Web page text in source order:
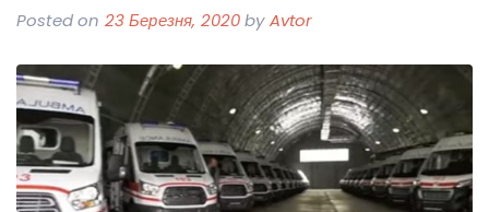
Posted on 23 Березня, 2020byAvtor